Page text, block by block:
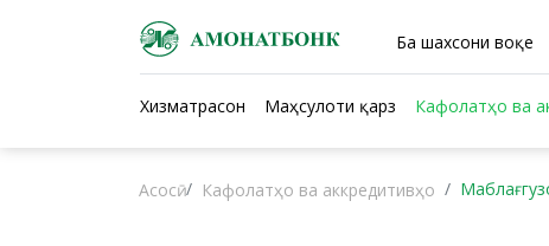
Ба шахсони воқеӣ
Хизматрасонӣ Маҳсулоти қарзӣ Кафолатҳо ва
Асосӣ Кафолатҳо ва аккредитивҳо